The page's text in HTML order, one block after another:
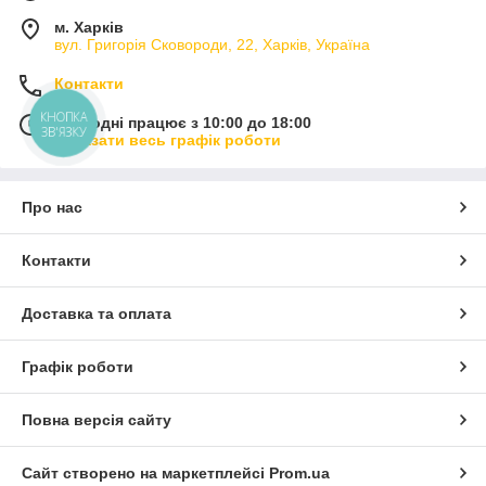
м. Харків
вул. Григорія Сковороди, 22, Харків, Україна
Контакти
Сьогодні працює з 10:00 до 18:00
Показати весь графік роботи
Про нас
Контакти
Доставка та оплата
Графік роботи
Повна версія сайту
Сайт створено на маркетплейсі Prom.ua
КНОПКА
ЗВ'ЯЗКУ